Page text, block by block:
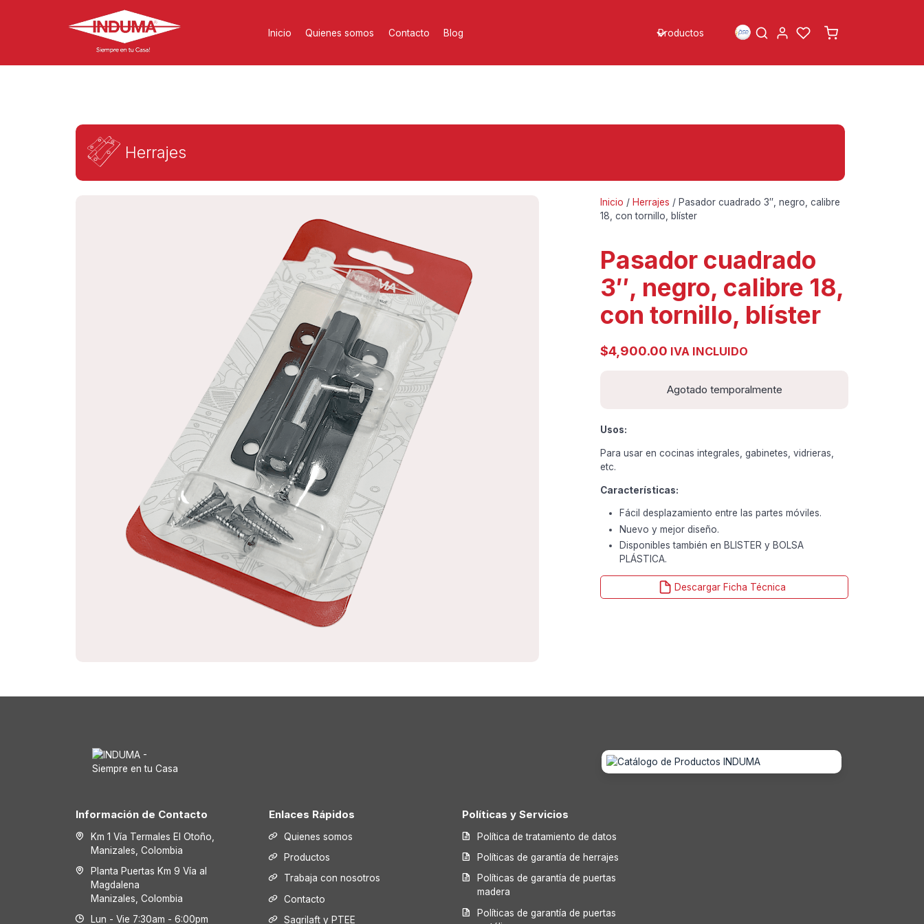
Inicio Quienes somos Contacto Blog Productos
Herrajes
Inicio / Herrajes / Pasador cuadrado 3″, negro, calibre
18, con tornillo, blíster
Pasador cuadrado
3″, negro, calibre 18,
con tornillo, blíster
$4,900.00 IVA INCLUIDO
Agotado temporalmente
Usos:
Para usar en cocinas integrales, gabinetes, vidrieras,
etc.
Características:
Fácil desplazamiento entre las partes móviles.
Nuevo y mejor diseño.
Disponibles también en BLISTER y BOLSA
PLÁSTICA.
Descargar Ficha Técnica
Información de Contacto
Km 1 Vía Termales El Otoño,
Manizales, Colombia
Planta Puertas Km 9 Vía al
Magdalena
Manizales, Colombia
Lun - Vie 7:30am - 6:00pm
Enlaces Rápidos
Quienes somos
Productos
Trabaja con nosotros
Contacto
Sagrilaft y PTEE
Políticas y Servicios
Política de tratamiento de datos
Políticas de garantía de herrajes
Políticas de garantía de puertas
madera
Políticas de garantía de puertas